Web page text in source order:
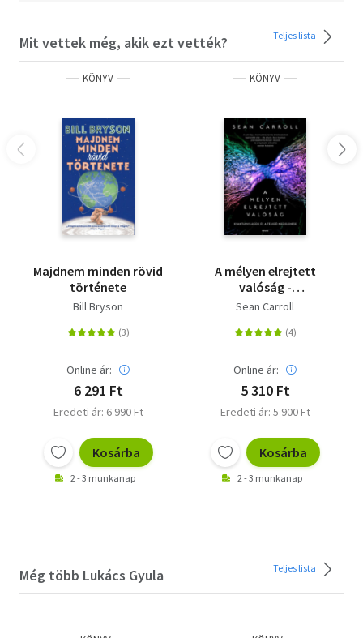
Mit vettek még, akik ezt vették? Teljes lista
KÖNYV
Majdnem minden rövid
története
Bill Bryson
Online ár:
6 291 Ft
Eredeti ár: 6 990 Ft
Kosárba
2 - 3 munkanap
KÖNYV
A mélyen elrejtett
valóság -
Kvantumvilágok és a
Sean Carroll
Online ár:
5 310 Ft
Eredeti ár: 5 900 Ft
Kosárba
2 - 3 munkanap
Még több Lukács Gyula Teljes lista